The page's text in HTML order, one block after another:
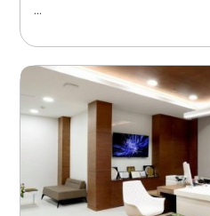
...